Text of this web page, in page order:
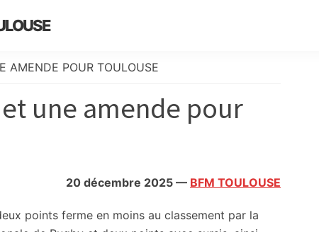
AMENDE POUR TOULOUSE
une amende pour
20 décembre 2025 — BFM TOULOUSE
points ferme en moins au classement par la